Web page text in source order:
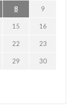
8 9
15 16
22 23
29 30